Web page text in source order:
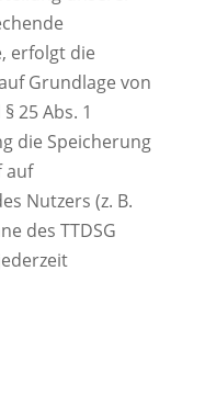
erfolgt die
Grundlage von
25 Abs. 1
die Speicherung
auf
Nutzers (z. B.
des TTDSG